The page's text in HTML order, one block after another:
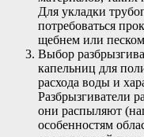
Для укладки
потребоваться
щебнем или
Выбор
капельниц для
расхода воды и
Разбрызгиватели
они распыляют
особенностям